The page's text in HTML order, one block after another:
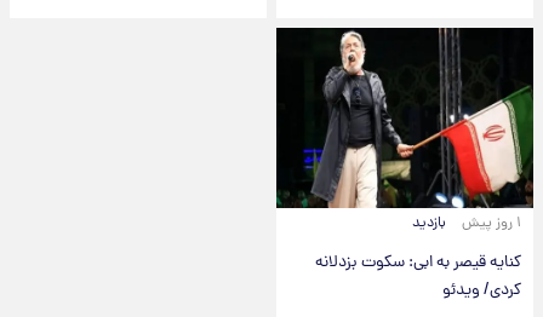
۱ روز پیش بازدید
کنایه قیصر به ابی: سکوت بزدلانه
کردی/ ویدئو